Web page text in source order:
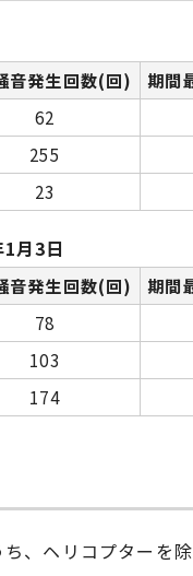
音発生回数(回) 期間
62
255
23
月3日
音発生回数(回) 期間
78
103
174
、ヘリコプターを